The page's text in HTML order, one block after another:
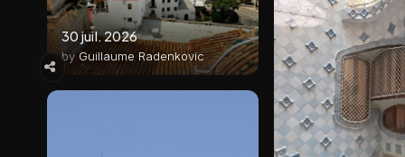
30 juil. 2026
byGuillaume Radenkovic